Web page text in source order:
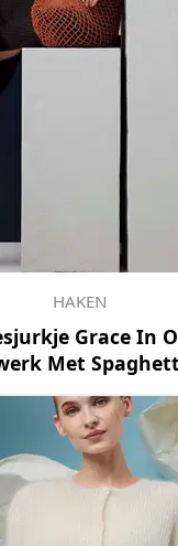
HAKEN
Grace In
Met